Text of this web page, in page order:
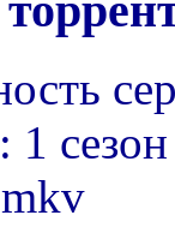
1
mkv